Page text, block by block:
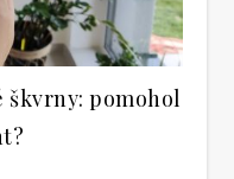
škvrny: pomohol